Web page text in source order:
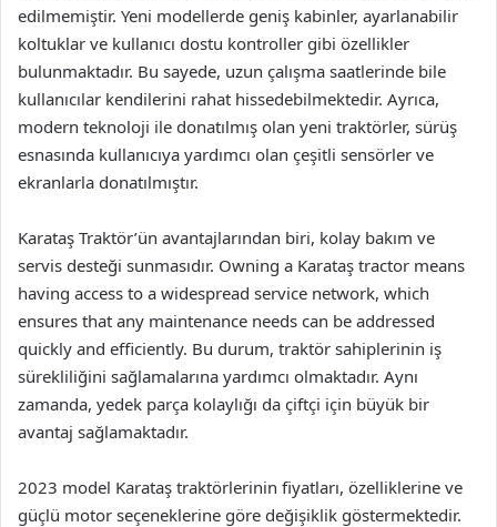
edilmemiştir. Yeni modellerde geniş kabinler, ayarlanabilir
koltuklar ve kullanıcı dostu kontroller gibi özellikler
bulunmaktadır. Bu sayede, uzun çalışma saatlerinde bile
kullanıcılar kendilerini rahat hissedebilmektedir. Ayrıca,
modern teknoloji ile donatılmış olan yeni traktörler, sürüş
esnasında kullanıcıya yardımcı olan çeşitli sensörler ve
ekranlarla donatılmıştır.
Karataş Traktör’ün avantajlarından biri, kolay bakım ve
servis desteği sunmasıdır. Owning a Karataş tractor means
having access to a widespread service network, which
ensures that any maintenance needs can be addressed
quickly and efficiently. Bu durum, traktör sahiplerinin iş
sürekliliğini sağlamalarına yardımcı olmaktadır. Aynı
zamanda, yedek parça kolaylığı da çiftçi için büyük bir
avantaj sağlamaktadır.
2023 model Karataş traktörlerinin fiyatları, özelliklerine ve
güçlü motor seçeneklerine göre değişiklik göstermektedir.